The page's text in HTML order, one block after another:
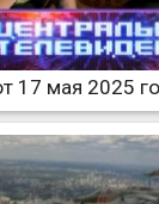
17 мая 2025